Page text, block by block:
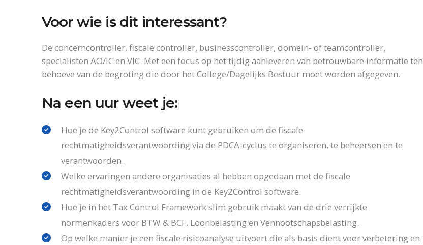
Voor wie is dit interessant?
De concerncontroller, fiscale controller, businesscontroller, domein- of teamcontroller,
specialisten AO/IC en VIC. Met een focus op het tijdig aanleveren van betrouwbare informatie ten
behoeve van de begroting die door het College/Dagelijks Bestuur moet worden afgegeven.
Na een uur weet je:
Hoe je de Key2Control software kunt gebruiken om de fiscale
rechtmatigheidsverantwoording via de PDCA-cyclus te organiseren, te beheersen en te
verantwoorden.
Welke ervaringen andere organisaties al hebben opgedaan met de fiscale
rechtmatigheidsverantwoording in de Key2Control software.
Hoe je in het Tax Control Framework slim gebruik maakt van de drie verrijkte
normenkaders voor BTW & BCF, Loonbelasting en Vennootschapsbelasting.
Op welke manier je een fiscale risicoanalyse uitvoert die als basis dient voor verbetering en